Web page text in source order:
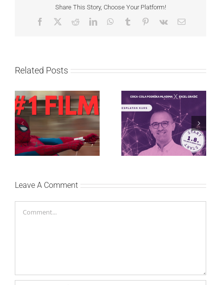
Share This Story, Choose Your Platform!
Facebook RedditLinkedInWhatsApp
Tumblr Pinterest
Vk Email
Related Posts
Najuspešnije otvaranje
studijskog filma u Srbiji:
Spajdermen: Novi dan
oborio rekord već prvog
vikenda
Priključi se besplatnoj
regionalnoj AI edukaciji
i nauči kako da
veštačku inteligenciju
primeniš u praksi
Leave A Comment